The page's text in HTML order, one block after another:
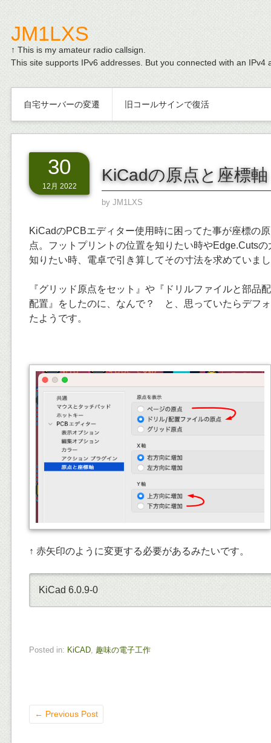
JM1LXS
↑ This is my amateur radio callsign.
This site supports IPv6 addresses. But you connected with an
自宅サーバーの変遷 旧コールサインで復活
30
12月 2022
KiCadの原点と座標軸
by JM1LXS
KiCadのPCBエディター使用時に困ってた事が座標の
点。フットプリントの位置を知りたい時やEdge.Cuts
知りたい時、電卓で引き算してその寸法を求めていま
『グリッド原点をセット』や『ドリルファイルと部品
配置』をしたのに、なんで？ と、思っていたらデフ
たようです。
↑ 赤矢印のように変更する必要があるみたいです。
KiCad 6.0.9-0
Posted in: KiCAD, 趣味の電子工作
← Previous Post